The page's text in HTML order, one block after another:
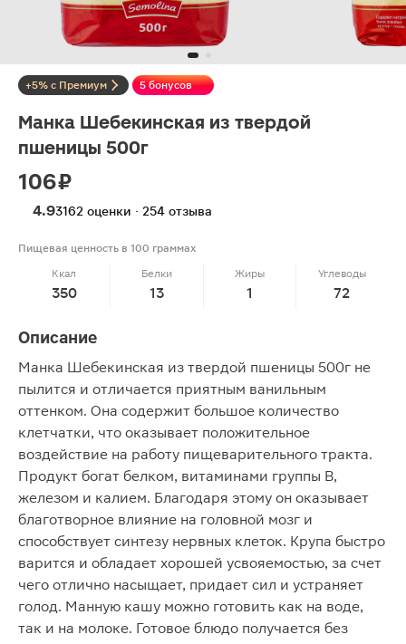
+5% с Премиум 5 бонусов
Манка Шебекинская из твердой
пшеницы 500г
106 ₽
4.93162 оценки · 254 отзыва
Пищевая ценность в 100 граммах
Ккал
350
Белки
13
Жиры
1
Углеводы
72
Описание
Манка Шебекинская из твердой пшеницы 500г не
пылится и отличается приятным ванильным
оттенком. Она содержит большое количество
клетчатки, что оказывает положительное
воздействие на работу пищеварительного тракта.
Продукт богат белком, витаминами группы В,
железом и калием. Благодаря этому он оказывает
благотворное влияние на головной мозг и
способствует синтезу нервных клеток. Крупа быстро
варится и обладает хорошей усвояемостью, за счет
чего отлично насыщает, придает сил и устраняет
голод. Манную кашу можно готовить как на воде,
так и на молоке. Готовое блюдо получается без